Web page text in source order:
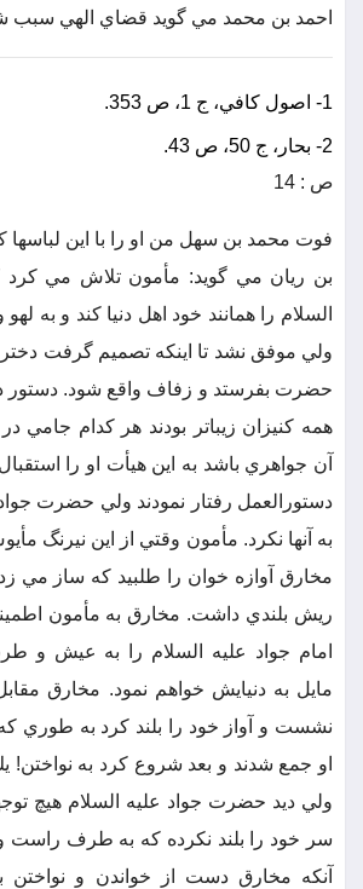
احمد بن محمد مي گويد قضاي الهي سبب
1- اصول كافي، ج 1، ص 353.
2- بحار، ج 50، ص 43.
ص : 14
فوت محمد بن سهل من او را با اين لباسها
بن ريان مي گويد: مأمون تلاش مي كرد
السلام را همانند خود اهل دنيا كند و به
ولي موفق نشد تا اينكه تصميم گرفت
حضرت بفرستد و زفاف واقع شود. دستور
همه كنيزان زيباتر بودند هر كدام جامي
آن جواهري باشد به اين هيأت او را
دستورالعمل رفتار نمودند ولي حضرت
به آنها نكرد. مأمون وقتي از اين نيرنگ
مخارق آوازه خوان را طلبيد كه ساز مي
ريش بلندي داشت. مخارق به مأمون
امام جواد عليه السلام را به عيش و
مايل به دنيايش خواهم نمود. مخارق
نشست و آواز خود را بلند كرد به طوري
او جمع شدند و بعد شروع كرد به
ولي ديد حضرت جواد عليه السلام هيچ
سر خود را بلند نكرده كه به طرف راست
آنكه مخارق دست از خواندن و نواختن